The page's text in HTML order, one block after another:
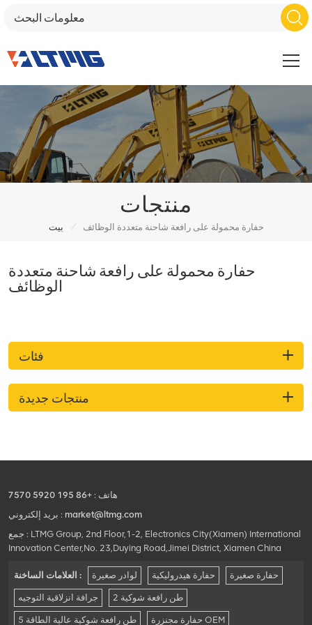
منتجات
بيت / حفارة محمولة على رافعة شاحنة متعددة الوظائف
حفارة محمولة على رافعة شاحنة متعددة
الوظائف
فئات
منتجات جديدة
هاتف : +86 195 5920 7570
بريد إلكتروني : market@ltmg.com
جمع : LTMG Group, 2nd Floor,1-2, Electronics City(Xiamen) International
Innovation Center,No. 23,Duying Road,Jimei District, Xiamen China
العلامات الساخنة : لوادر صغيرة حفارة هيدروليكية حفارة صغيرة
جرافة انزلاقية التوجيه 2 طن رافعة شوكية
5 طن رافعة شوكية عالية الطاقة حفارة مجنزرة OEM